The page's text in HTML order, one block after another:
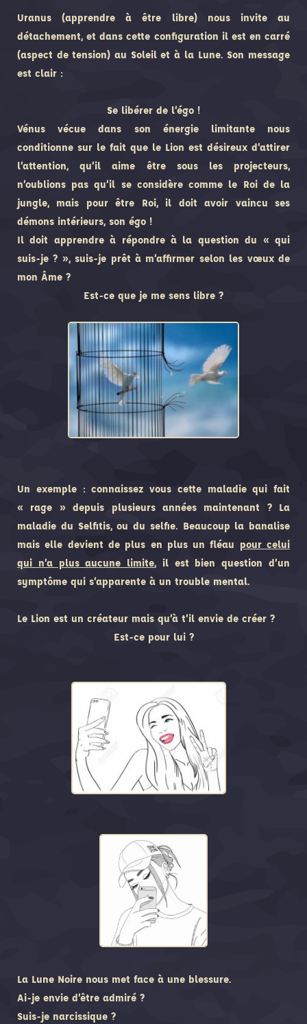
Uranus (apprendre à être libre) nous invite au
détachement, et dans cette configuration il est en carré
(aspect de tension) au Soleil et à la Lune. Son message
est clair :
Se libérer de l’égo !
Vénus vécue dans son énergie limitante nous
conditionne sur le fait que le Lion est désireux d’attirer
l’attention, qu’il aime être sous les projecteurs,
n’oublions pas qu’il se considère comme le Roi de la
jungle, mais pour être Roi, il doit avoir vaincu ses
démons intérieurs, son égo !
Il doit apprendre à répondre à la question du « qui
suis-je ? », suis-je prêt à m’affirmer selon les vœux de
mon Âme ?
Est-ce que je me sens libre ?
Un exemple : connaissez vous cette maladie qui fait
« rage » depuis plusieurs années maintenant ? La
maladie du Selfitis, ou du selfie. Beaucoup la banalise
mais elle devient de plus en plus un fléau pour celui
qui n’a plus aucune limite, il est bien question d’un
symptôme qui s’apparente à un trouble mental.
Le Lion est un créateur mais qu’à t’il envie de créer ?
Est-ce pour lui ?
La Lune Noire nous met face à une blessure.
Ai-je envie d’être admiré ?
Suis-je narcissique ?